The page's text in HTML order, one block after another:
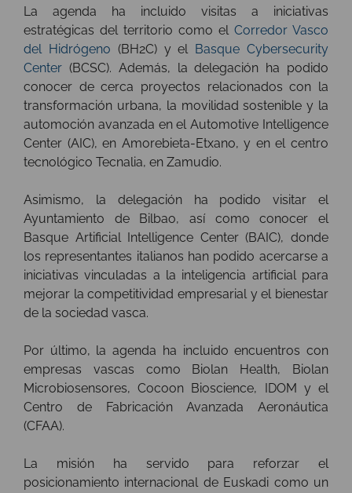
La agenda ha incluido visitas a iniciativas
estratégicas del territorio como el Corredor Vasco
del Hidrógeno (BH2C) y el Basque Cybersecurity
Center (BCSC). Además, la delegación ha podido
conocer de cerca proyectos relacionados con la
transformación urbana, la movilidad sostenible y la
automoción avanzada en el Automotive Intelligence
Center (AIC), en Amorebieta-Etxano, y en el centro
tecnológico Tecnalia, en Zamudio.
Asimismo, la delegación ha podido visitar el
Ayuntamiento de Bilbao, así como conocer el
Basque Artificial Intelligence Center (BAIC), donde
los representantes italianos han podido acercarse a
iniciativas vinculadas a la inteligencia artificial para
mejorar la competitividad empresarial y el bienestar
de la sociedad vasca.
Por último, la agenda ha incluido encuentros con
empresas vascas como Biolan Health, Biolan
Microbiosensores, Cocoon Bioscience, IDOM y el
Centro de Fabricación Avanzada Aeronáutica
(CFAA).
La misión ha servido para reforzar el
posicionamiento internacional de Euskadi como un